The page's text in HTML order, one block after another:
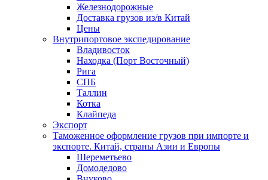
Железнодорожные
Доставка грузов из/в Китай
Цены
Внутрипортовое экспедирование
Владивосток
Находка (Порт Восточный)
Рига
СПБ
Таллин
Котка
Клайпеда
Экспорт
Таможенное оформление грузов при импорте и
экспорте. Китай, страны Азии и Европы
Шереметьево
Домодедово